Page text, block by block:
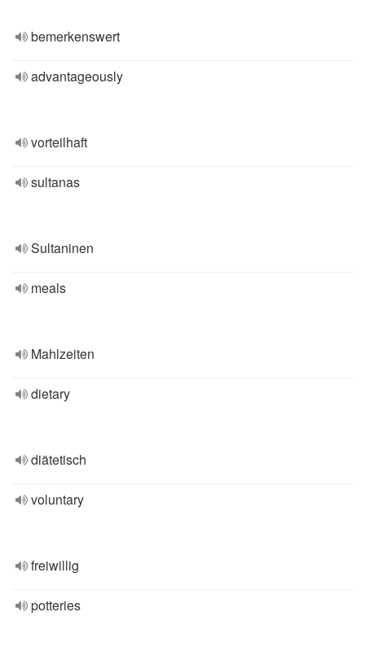
bemerkenswert
advantageously
vorteilhaft
sultanas
Sultaninen
meals
Mahlzeiten
dietary
diätetisch
voluntary
freiwillig
potteries